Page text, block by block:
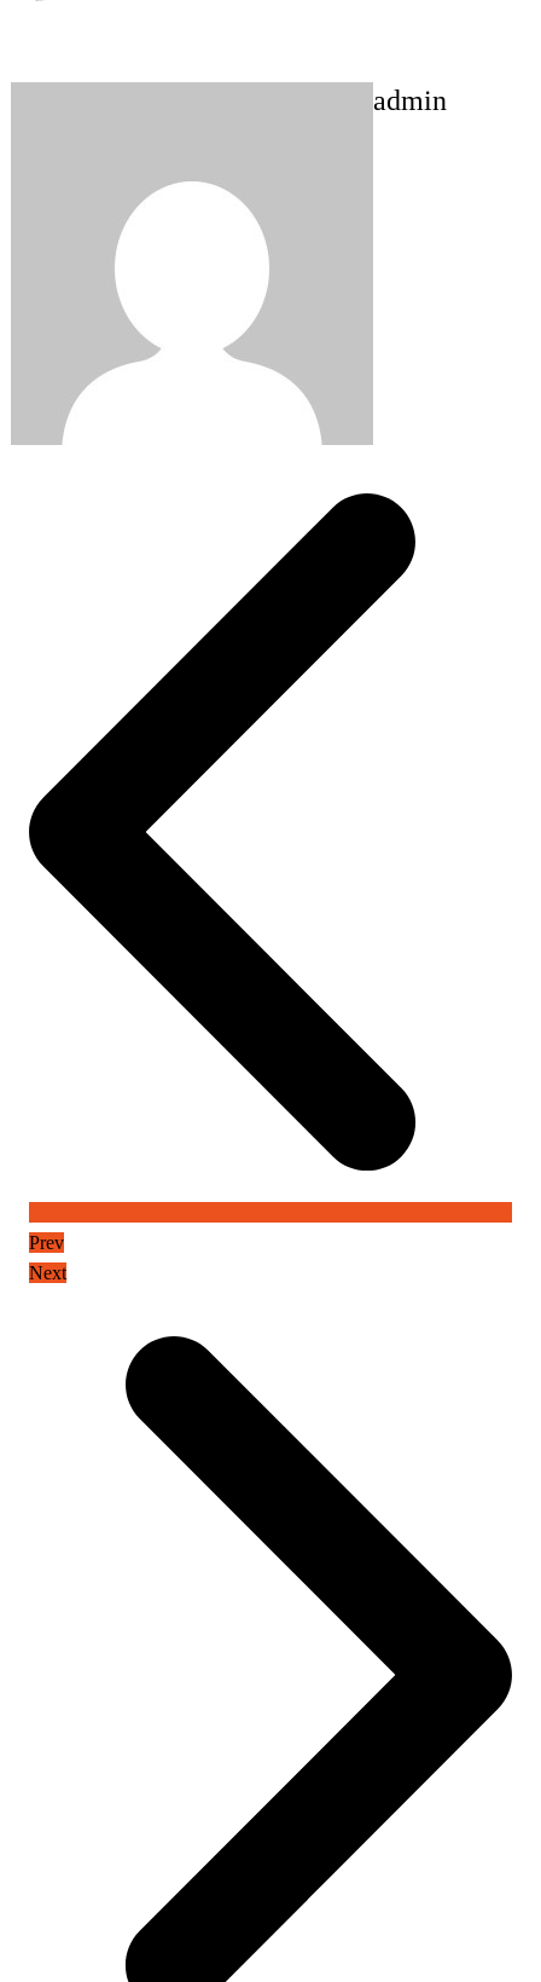
admin
Prev
Next